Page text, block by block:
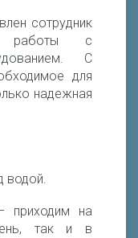
сотрудник
работы с
С
для
надежная
водой.
приходим на
так и в